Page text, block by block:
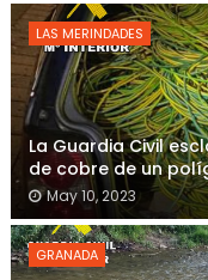
LAS MERINDADES
La Guardia Civil
de cobre de un
May 10, 2023
GRANADA